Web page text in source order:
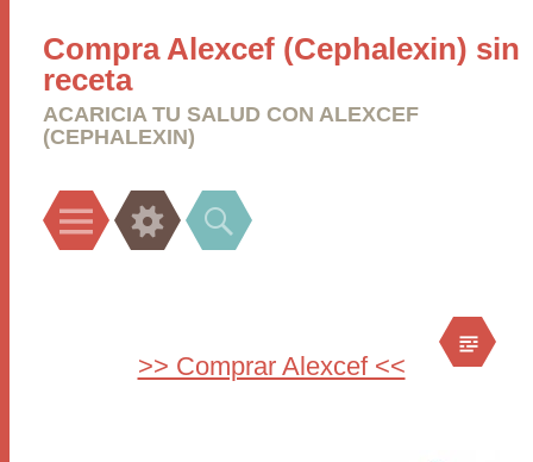
Compra Alexcef (Cephalexin) sin
receta
ACARICIA TU SALUD CON ALEXCEF
(CEPHALEXIN)
Menu Widgets Search
>> Comprar Alexcef <<